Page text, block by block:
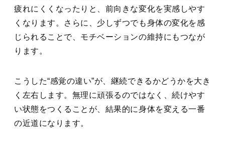
疲れにくくなったりと、前向きな変化を実感しやす
くなります。さらに、少しずつでも身体の変化を感
じられることで、モチベーションの維持にもつなが
ります。
こうした“感覚の違い”が、継続できるかどうかを大き
く左右します。無理に頑張るのではなく、続けやす
い状態をつくることが、結果的に身体を変える一番
の近道になります。